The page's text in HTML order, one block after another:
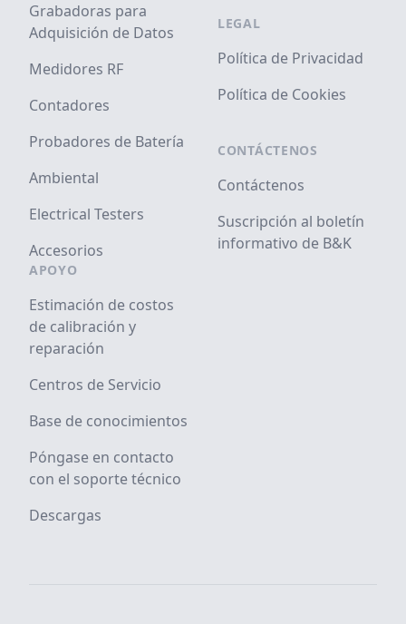
Grabadoras para
Adquisición de Datos
Medidores RF
Contadores
Probadores de Batería
Ambiental
Electrical Testers
Accesorios
APOYO
Estimación de costos
de calibración y
reparación
Centros de Servicio
Base de conocimientos
Póngase en contacto
con el soporte técnico
Descargas
LEGAL
Política de Privacidad
Política de Cookies
CONTÁCTENOS
Contáctenos
Suscripción al boletín
informativo de B&K